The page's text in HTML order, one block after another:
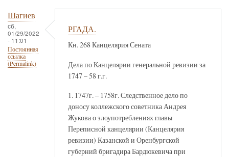
Шагиев
сб,
01/29/2022
- 11:01
Постоянная
ссылка
(Permalink)
РГАДА.
Кн. 268 Канцелярия Сената
Дела по Канцелярии генеральной ревизии за
1747 – 58 г.г.
1. 1747г. – 1758г. Следственное дело по
доносу коллежского советника Андрея
Жукова о злоупотреблениях главы
Переписной канцелярии (Канцелярия
ревизии) Казанской и Оренбургской
губерний бригадира Бардюкевича при